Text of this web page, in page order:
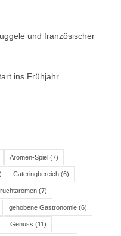
und französischer
ins Frühjahr
Aromen-Spiel(7)
Cateringbereich(6)
(7)
gehobene Gastronomie(6)
Genuss (11)